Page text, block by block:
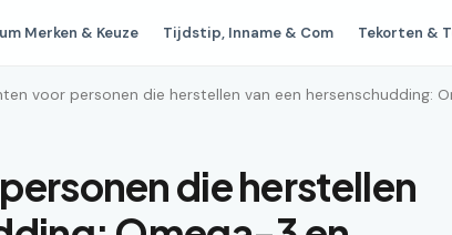
Merken & Keuze Tijdstip, Inname & Com Tekorten &
voor personen die herstellen van een hersenschudding:
die herstellen